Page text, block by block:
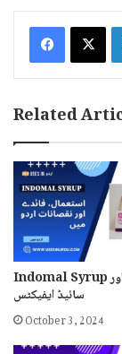
Related
Indomal Syrup کے استعمال اور
سائیڈ ایفیکٹس
October 3, 2024